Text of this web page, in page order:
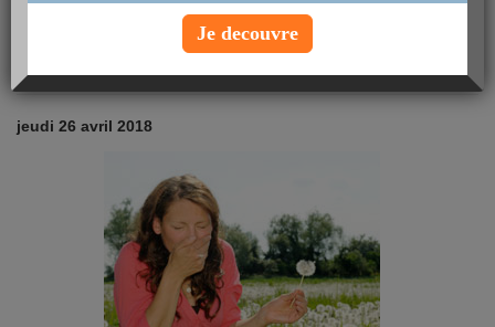
jeudi 26 avril 2018
Je decouvre